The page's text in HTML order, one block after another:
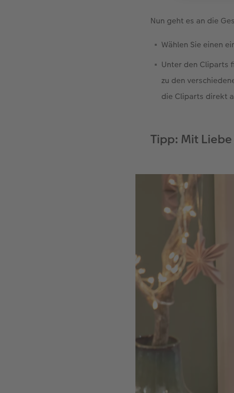
Nun geht es an die
Wählen Sie einen
Unter den Cliparts
zu den
die Cliparts direkt
Tipp: Mit